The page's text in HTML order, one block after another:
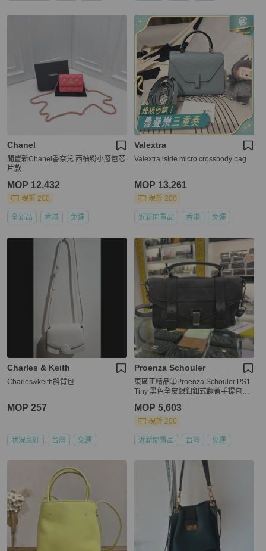
Chanel
閒置新Chanel香奈兒 西柚粉小廢包芯
片款
MOP 12,432
現折 200
全新品 香港 免運
Valextra
Valextra iside micro crossbody bag
MOP 13,261
現折 200
近新閒置品 香港 免運
Charles & Keith
Charles&keith斜背包
MOP 257
狀況良好 台灣 免運
Proenza Schouler
東區正精品㊣Proenza Schouler PS1
Tiny 黑色全皮銀釦釦式翻蓋手提包斜
MOP 5,603
現折 200
近新閒置品 台灣 免運